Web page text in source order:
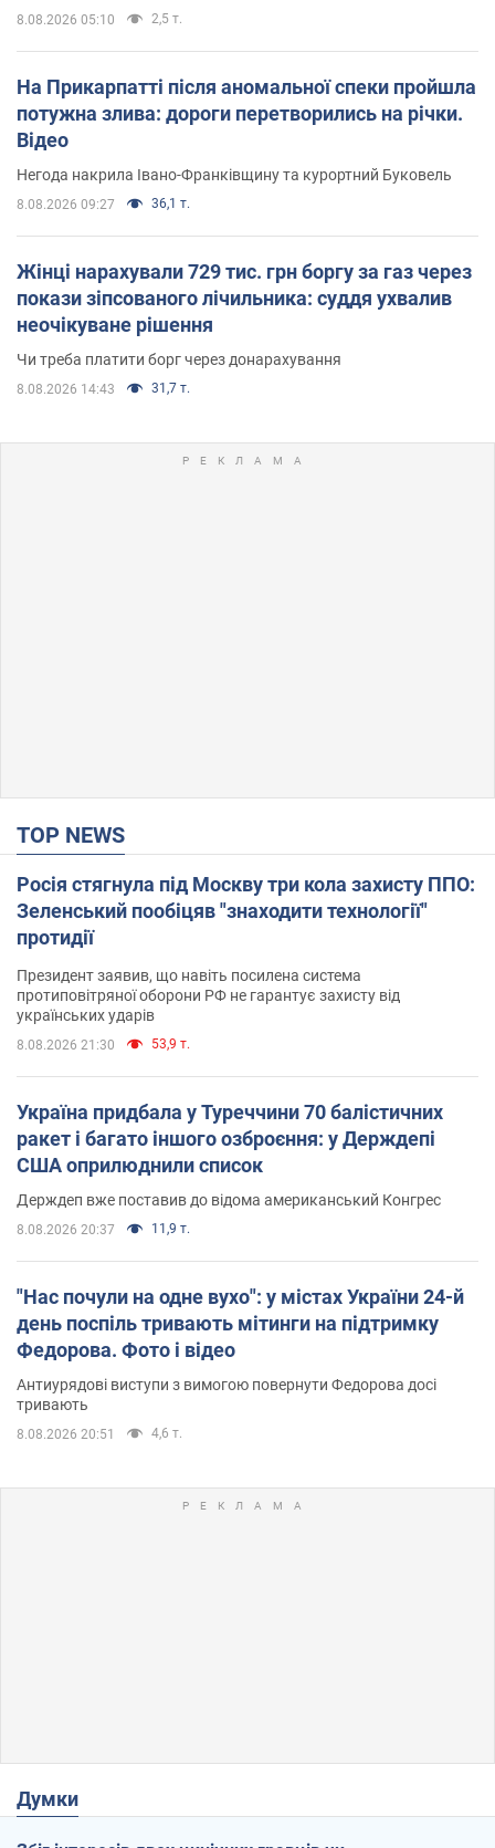
8.08.2026 05:10 2,5 т.
На Прикарпатті після аномальної спеки пройшла
потужна злива: дороги перетворились на річки.
Відео
Негода накрила Івано-Франківщину та курортний Буковель
8.08.2026 09:27 36,1 т.
Жінці нарахували 729 тис. грн боргу за газ через
покази зіпсованого лічильника: суддя ухвалив
неочікуване рішення
Чи треба платити борг через донарахування
8.08.2026 14:43 31,7 т.
TOP NEWS
Росія стягнула під Москву три кола захисту ППО:
Зеленський пообіцяв "знаходити технології"
протидії
Президент заявив, що навіть посилена система
протиповітряної оборони РФ не гарантує захисту від
українських ударів
8.08.2026 21:30 53,9 т.
Україна придбала у Туреччини 70 балістичних
ракет і багато іншого озброєння: у Держдепі
США оприлюднили список
Держдеп вже поставив до відома американський Конгрес
8.08.2026 20:37 11,9 т.
"Нас почули на одне вухо": у містах України 24-й
день поспіль тривають мітинги на підтримку
Федорова. Фото і відео
Антиурядові виступи з вимогою повернути Федорова досі
тривають
8.08.2026 20:51 4,6 т.
Думки